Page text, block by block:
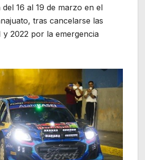
16 al 19 de marzo en el
tras cancelarse las
y 2022 por la emergencia